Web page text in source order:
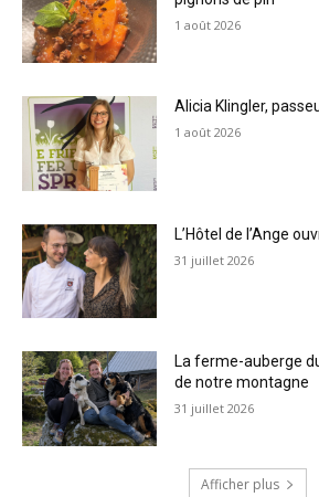
1 août 2026
Alicia Klingler,
1 août 2026
L’Hôtel de l’Ange
31 juillet 2026
La ferme-auberge
de notre montagne
31 juillet 2026
Afficher plus